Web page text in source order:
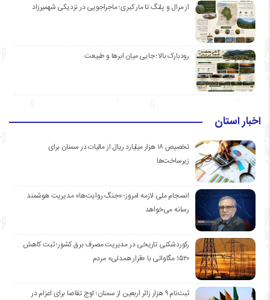
از مرال و پلنگ تا مار کبری؛ ماجراجویی در نزدیکی شهمیرزاد
رودبارک بالا؛ جایی میان ابرها و طبیعت
اخبار استان
تخصیص ۱۸ هزار میلیارد ریال از مالیات در سمنان برای
زیرساخت‌ها
انسجام ملی لازمه امروز؛ «جنگ روایت‌ها» مدیریت هوشمند
رسانه می‌خواهد
رکوردشکنی تاریخی در مدیریت مصرف برق کشور؛ ثبت کاهش
۱۵۲۰ مگاواتی با «قرار همدلی» مردم
ثبت‌نام ۹ هزار زائر اربعین از سمنان؛ اوج تقاضا برای اعزام در